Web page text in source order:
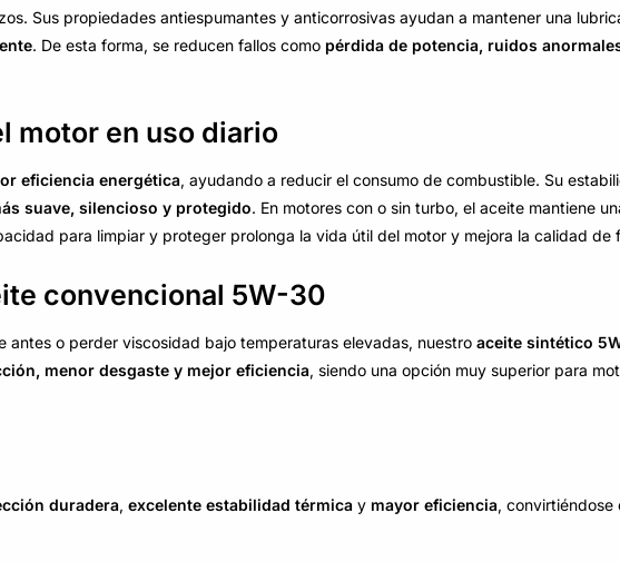
Sus propiedades antiespumantes y anticorrosivas ayudan a mantener una
. De esta forma, se reducen fallos como pérdida de potencia, ruidos
motor en uso diario
eficiencia energética, ayudando a reducir el consumo de combustible. Su
suave, silencioso y protegido. En motores con o sin turbo, el aceite mantiene
para limpiar y proteger prolonga la vida útil del motor y mejora la calidad de
convencional 5W-30
antes o perder viscosidad bajo temperaturas elevadas, nuestroaceite sintético
menor desgaste y mejor eficiencia, siendo una opción muy superior para
duradera,excelente estabilidad térmica y mayor eficiencia, convirtiéndose